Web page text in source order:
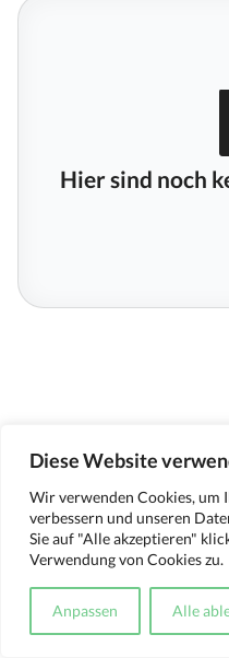
Diese Website
Wir verwenden Cookies, um
verbessern und unseren
Sie auf "Alle akzeptieren"
Verwendung von Cookies zu.
Anpassen Alle
Hier sind noch
Kontakt